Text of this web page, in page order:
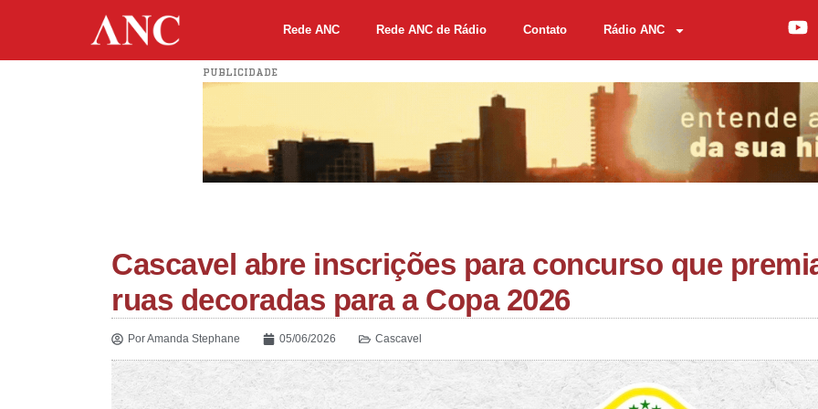
Rede ANC Rede ANC de Rádio Contato Rádio ANC
PUBLICIDADE
Cascavel abre inscrições para concurso que
ruas decoradas para a Copa 2026
PorAmanda Stephane 05/06/2026 Cascavel